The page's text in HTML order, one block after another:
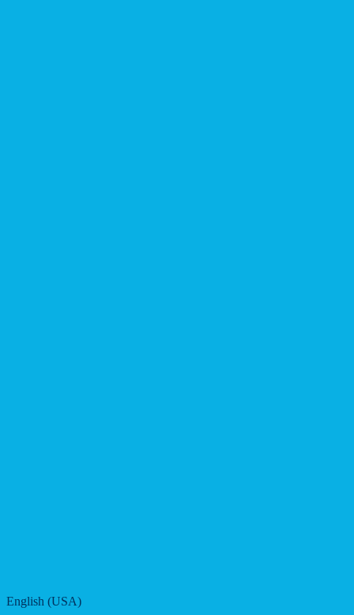
English (USA)